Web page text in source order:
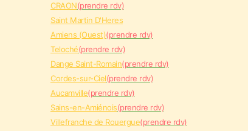
CRAON(prendre rdv)
Saint Martin D'Heres
Amiens (Ouest)(prendre rdv)
Teloché(prendre rdv)
Dange Saint-Romain(prendre rdv)
Cordes-sur-Ciel(prendre rdv)
Aucamville(prendre rdv)
Sains-en-Amiénois(prendre rdv)
Villefranche de Rouergue(prendre rdv)